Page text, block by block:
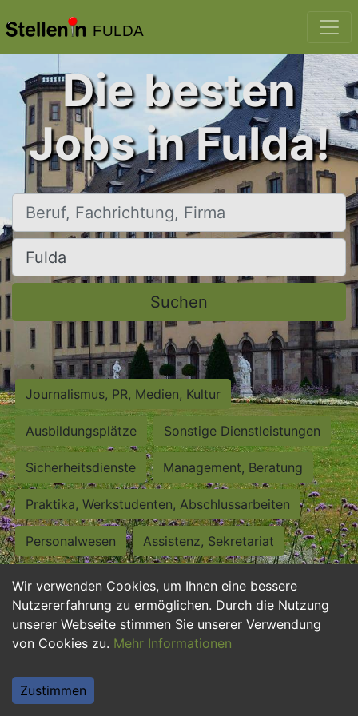
FULDA
Wir verwenden Cookies, um Ihnen eine bessere
Nutzererfahrung zu ermöglichen. Durch die Nutzung
unserer Webseite stimmen Sie unserer Verwendung
von Cookies zu. Mehr Informationen
Zustimmen
Die besten
Jobs in Fulda!
Beruf, Fachrichtung, Firma
Ort, Stadt
Suchen
Journalismus, PR, Medien, Kultur
Ausbildungsplätze Sonstige Dienstleistungen
Sicherheitsdienste Management, Beratung
Praktika, Werkstudenten, Abschlussarbeiten
Personalwesen Assistenz, Sekretariat
Hilfskräfte, Aushilfs- und Nebenjobs
Einkauf, Logistik, Materialwirtschaft
Weiterbildung, Studium, duale Ausbildung
Tourismus